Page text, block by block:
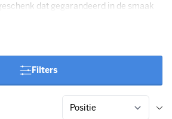
dat gegarandeerd in de smaak
wils.
Filters